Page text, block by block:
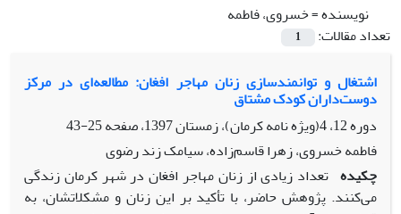
نویسنده =خسروی، فاطمه
تعداد مقالات:
1
اشتغال و توانمندسازی زنان مهاجر افغان: مطالعه‌ای در مرکز
دوست‌داران کودک مشتاق
دوره 12، 4(ویژه نامه کرمان)، زمستان 1397، صفحه
25-43
فاطمه خسروی، زهرا قاسم‌زاده، سیامک زند رضوی
چکیده ﺗﻌﺪاد زیادی از زﻧﺎن مهاجر افغان در شهر کرمان زندگی
می‌کنند. پژوهش حاضر، با تأکید بر این زنان و مشکلاتشان، به